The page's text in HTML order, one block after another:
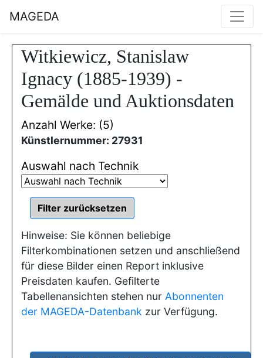
MAGEDA
Witkiewicz, Stanislaw
Ignacy (1885-1939) -
Gemälde und Auktionsdaten
Anzahl Werke: (5)
Künstlernummer: 27931
Auswahl nach Technik
Hinweise: Sie können beliebige
Filterkombinationen setzen und anschließend
für diese Bilder einen Report inklusive
Preisdaten kaufen. Gefilterte
Tabellenansichten stehen nur Abonnenten
der MAGEDA-Datenbank zur Verfügung.